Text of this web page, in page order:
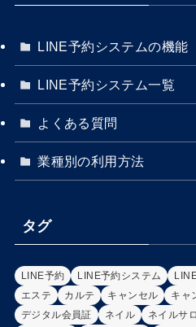
LINE予約システムの機能
LINE予約システム一覧
よくある質問
業種別の利用方法
タグ
LINE予約 LINE予約システム
エステ
カルテ キャンセル キャ
デジタル会員証
ネイル ネイルサ